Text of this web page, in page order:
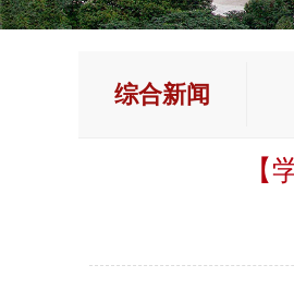
综合新闻
【